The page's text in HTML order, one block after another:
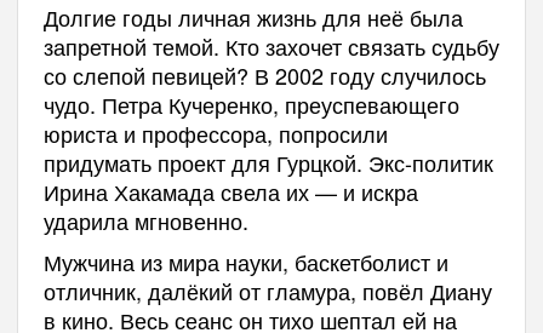
Долгие годы личная жизнь для неё была
запретной темой. Кто захочет связать судьбу
со слепой певицей? В 2002 году случилось
чудо. Петра Кучеренко, преуспевающего
юриста и профессора, попросили
придумать проект для Гурцкой. Экс-политик
Ирина Хакамада свела их — и искра
ударила мгновенно.
Мужчина из мира науки, баскетболист и
отличник, далёкий от гламура, повёл Диану
в кино. Весь сеанс он тихо шептал ей на